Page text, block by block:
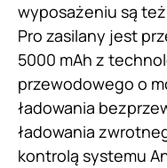
wyposażeniu są
Pro zasilany jest
5000 mAh z
przewodowego o
ładowania
ładowania
kontrolą systemu